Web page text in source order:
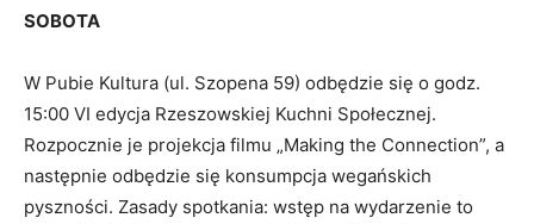
SOBOTA
W Pubie Kultura (ul. Szopena 59) odbędzie się o godz.
15:00 VI edycja Rzeszowskiej Kuchni Społecznej.
Rozpocznie je projekcja filmu „Making the Connection”, a
następnie odbędzie się konsumpcja wegańskich
pyszności. Zasady spotkania: wstęp na wydarzenie to